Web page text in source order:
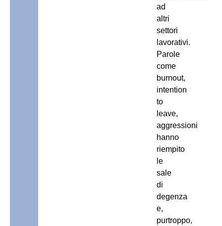
ad
altri
settori
lavorativi.
Parole
come
burnout,
intention
to
leave,
aggressioni
hanno
riempito
le
sale
di
degenza
e,
purtroppo,